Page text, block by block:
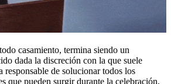
casamiento, termina siendo un
dada la discreción con la que suele
responsable de solucionar todos los
que pueden surgir durante la celebración.